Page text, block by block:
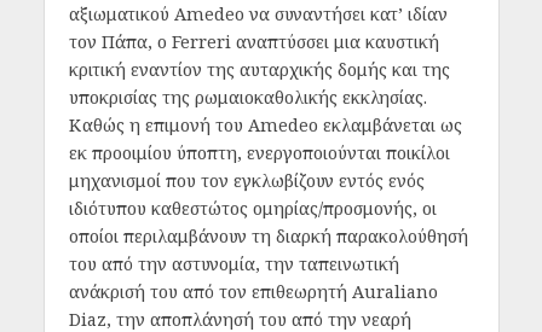
αξιωματικού Amedeo να συναντήσει κατ’ ιδίαν
τον Πάπα, ο Ferreri αναπτύσσει μια καυστική
κριτική εναντίον της αυταρχικής δομής και της
υποκρισίας της ρωμαιοκαθολικής εκκλησίας.
Καθώς η επιμονή του Amedeo εκλαμβάνεται ως
εκ προοιμίου ύποπτη, ενεργοποιούνται ποικίλοι
μηχανισμοί που τον εγκλωβίζουν εντός ενός
ιδιότυπου καθεστώτος ομηρίας/προσμονής, οι
οποίοι περιλαμβάνουν τη διαρκή παρακολούθησή
του από την αστυνομία, την ταπεινωτική
ανάκρισή του από τον επιθεωρητή Auraliano
Diaz, την αποπλάνησή του από την νεαρή